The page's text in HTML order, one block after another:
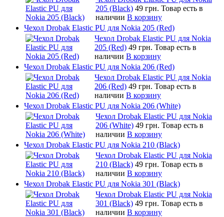
205 (Black) 49 грн. Товар есть в
наличии В корзину
Чехол Drobak Elastic PU для Nokia 205 (Red)
Чехол Drobak Elastic PU для Nokia
205 (Red) 49 грн. Товар есть в
наличии В корзину
Чехол Drobak Elastic PU для Nokia 206 (Red)
Чехол Drobak Elastic PU для Nokia
206 (Red) 49 грн. Товар есть в
наличии В корзину
Чехол Drobak Elastic PU для Nokia 206 (White)
Чехол Drobak Elastic PU для Nokia
206 (White) 49 грн. Товар есть в
наличии В корзину
Чехол Drobak Elastic PU для Nokia 210 (Black)
Чехол Drobak Elastic PU для Nokia
210 (Black) 49 грн. Товар есть в
наличии В корзину
Чехол Drobak Elastic PU для Nokia 301 (Black)
Чехол Drobak Elastic PU для Nokia
301 (Black) 49 грн. Товар есть в
наличии В корзину